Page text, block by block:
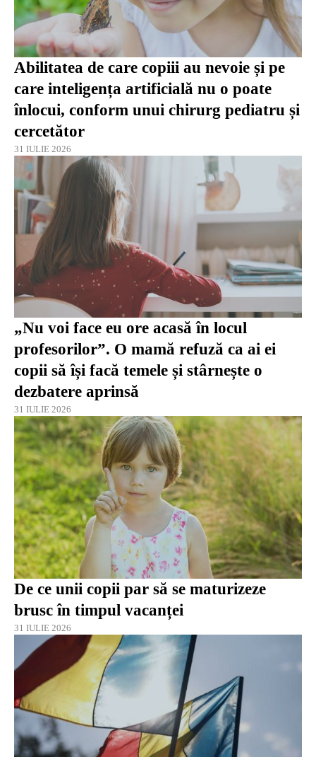
Abilitatea de care copiii au nevoie și pe
care inteligența artificială nu o poate
înlocui, conform unui chirurg pediatru și
cercetător
31 IULIE 2026
„Nu voi face eu ore acasă în locul
profesorilor”. O mamă refuză ca ai ei
copii să își facă temele și stârnește o
dezbatere aprinsă
31 IULIE 2026
De ce unii copii par să se maturizeze
brusc în timpul vacanței
31 IULIE 2026